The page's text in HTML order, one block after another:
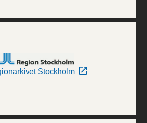
Stockholm